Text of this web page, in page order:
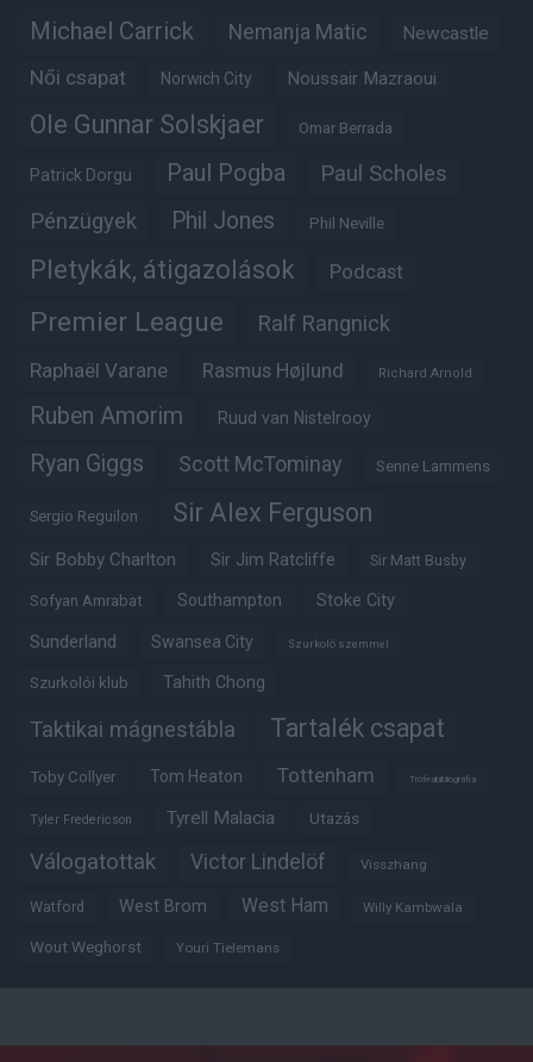
Michael Carrick Nemanja Matic Newcastle
Női csapat Norwich City Noussair Mazraoui
Ole Gunnar Solskjaer Omar Berrada
Patrick Dorgu Paul Pogba Paul Scholes
Pénzügyek Phil Jones Phil Neville
Pletykák, átigazolások Podcast
Premier League Ralf Rangnick
Raphaël Varane Rasmus Højlund Richard Arnold
Ruben Amorim Ruud van Nistelrooy
Ryan Giggs Scott McTominay Senne Lammens
Sergio Reguilon Sir Alex Ferguson
Sir Bobby Charlton Sir Jim Ratcliffe Sir Matt Busby
Sofyan Amrabat Southampton Stoke City
Sunderland Swansea City Szurkoló szemmel
Szurkolói klub Tahith Chong
Taktikai mágnestábla Tartalék csapat
Toby Collyer Tom Heaton Tottenham Trófeabibliográfia
Tyler Fredericson Tyrell Malacia Utazás
Válogatottak Victor Lindelöf Visszhang
Watford West Brom West Ham Willy Kambwala
Wout Weghorst Youri Tielemans